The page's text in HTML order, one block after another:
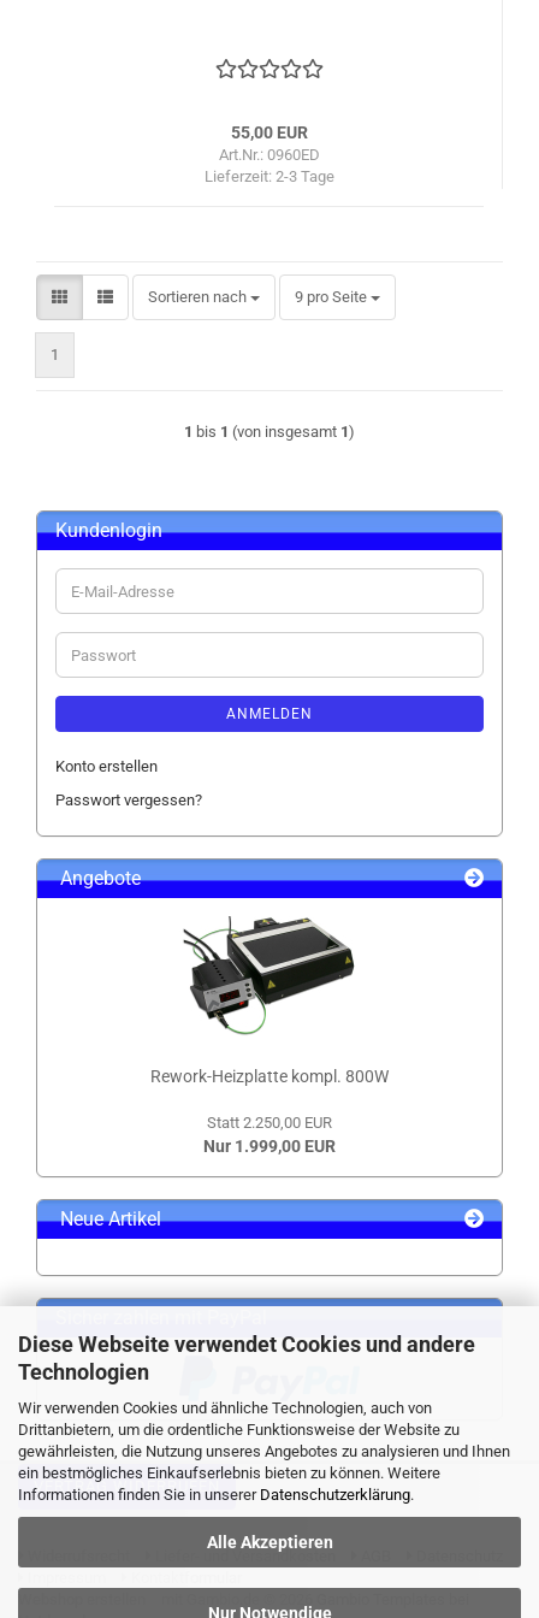
Diese Webseite verwendet Cookies und andere
Technologien
Wir verwenden Cookies und ähnliche Technologien, auch von
Drittanbietern, um die ordentliche Funktionsweise der Website zu
gewährleisten, die Nutzung unseres Angebotes zu analysieren und Ihnen
ein bestmögliches Einkaufserlebnis bieten zu können. Weitere
Informationen finden Sie in unserer Datenschutzerklärung.
Alle Akzeptieren
Nur Notwendige
55,00 EUR
Art.Nr.: 0960ED
Lieferzeit: 2-3 Tage
Sortieren nach
Sortieren nach 9 pro Seite
pro Seite
1
1 bis 1 (von insgesamt 1)
Kundenlogin
E-
Mail-
Adresse
Passwort
ANMELDEN
Konto erstellen
Passwort vergessen?
Angebote
Rework-Heizplatte kompl. 800W
Statt 2.250,00 EUR
Nur 1.999,00 EUR
Neue Artikel
VERTRAG WIDERRUFEN
Liefer- und Versandkosten